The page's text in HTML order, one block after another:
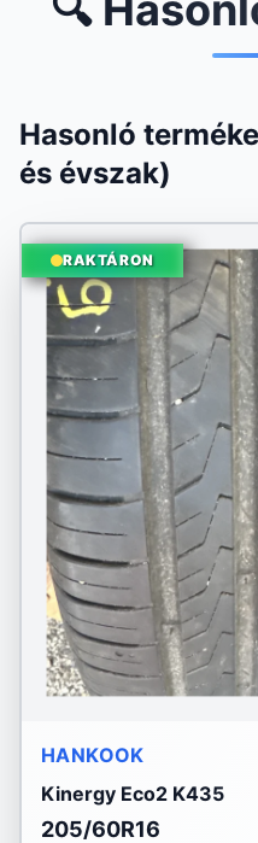
Hasonló
és évszak)
RAKTÁRON
HANKOOK
Kinergy Eco2 K435
205/60R16